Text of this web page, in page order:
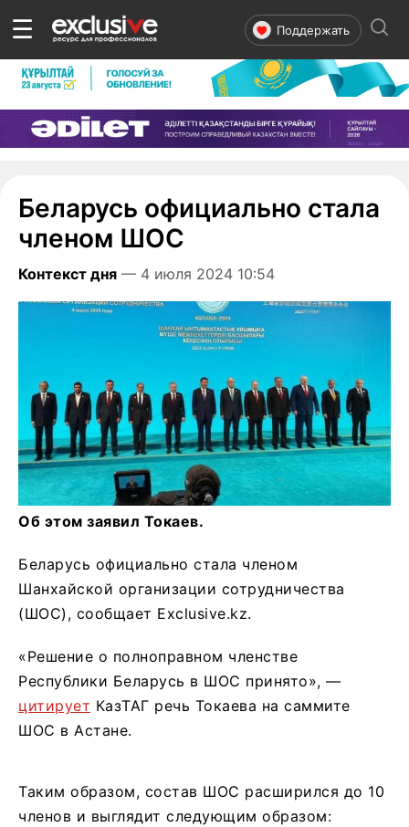
☰ Поддержать
Беларусь официально стала
членом ШОС
Контекст дня — 4 июля 2024 10:54
Об этом заявил Токаев.
Беларусь официально стала членом
Шанхайской организации сотрудничества
(ШОС), сообщает Exclusive.kz.
«Решение о полноправном членстве
Республики Беларусь в ШОС принято», —
цитирует КазТАГ речь Токаева на саммите
ШОС в Астане.
Таким образом, состав ШОС расширился до 10
членов и выглядит следующим образом: